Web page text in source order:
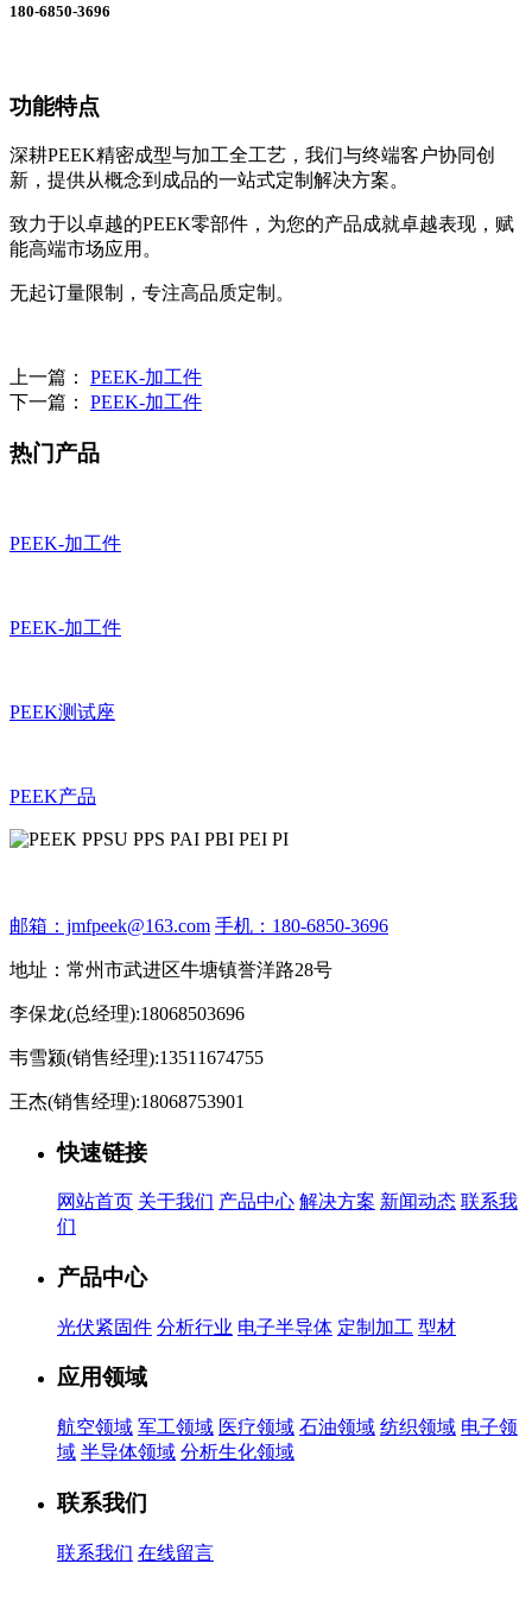
180-6850-3696
功能特点
深耕PEEK精密成型与加工全工艺，我们与终端客户协同创
新，提供从概念到成品的一站式定制解决方案。
致力于以卓越的PEEK零部件，为您的产品成就卓越表现，赋
能高端市场应用。
无起订量限制，专注高品质定制。
上一篇： PEEK-加工件
下一篇： PEEK-加工件
热门产品
PEEK-加工件
PEEK-加工件
PEEK测试座
PEEK产品
邮箱：jmfpeek@163.com 手机：180-6850-3696
地址：常州市武进区牛塘镇誉洋路28号
李保龙(总经理):18068503696
韦雪颍(销售经理):13511674755
王杰(销售经理):18068753901
快速链接
网站首页 关于我们 产品中心 解决方案 新闻动态 联系我
们
产品中心
光伏紧固件 分析行业 电子半导体 定制加工 型材
应用领域
航空领域 军工领域 医疗领域 石油领域 纺织领域 电子领
域 半导体领域 分析生化领域
联系我们
联系我们 在线留言